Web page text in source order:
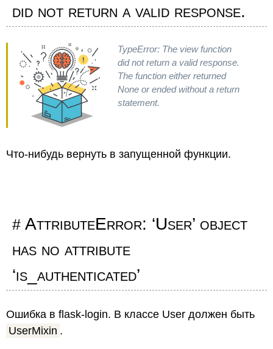
did not return a valid response.
TypeError: The view function
did not return a valid response.
The function either returned
None or ended without a return
statement.
Что-нибудь вернуть в запущенной функции.
AttributeError: ‘User’ object
has no attribute
‘is_authenticated’
Ошибка в flask-login. В классе User должен быть
UserMixin .